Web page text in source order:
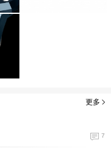
更多
7